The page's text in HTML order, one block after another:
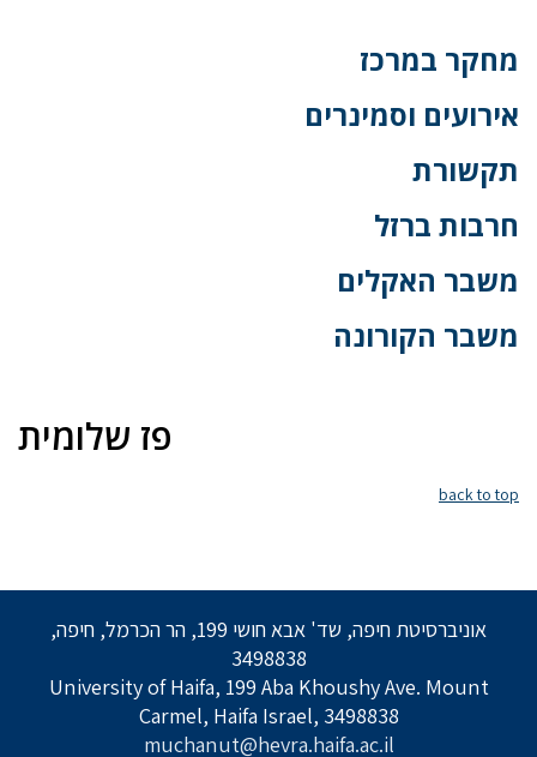
מחקר במרכז
אירועים וסמינרים
תקשורת
חרבות ברזל
משבר האקלים
משבר הקורונה
פז שלומית
back to top
אוניברסיטת חיפה, שד' אבא חושי 199, הר הכרמל, חיפה,
3498838
University of Haifa, 199 Aba Khoushy Ave. Mount
Carmel, Haifa Israel, 3498838
muchanut@hevra.haifa.ac.il